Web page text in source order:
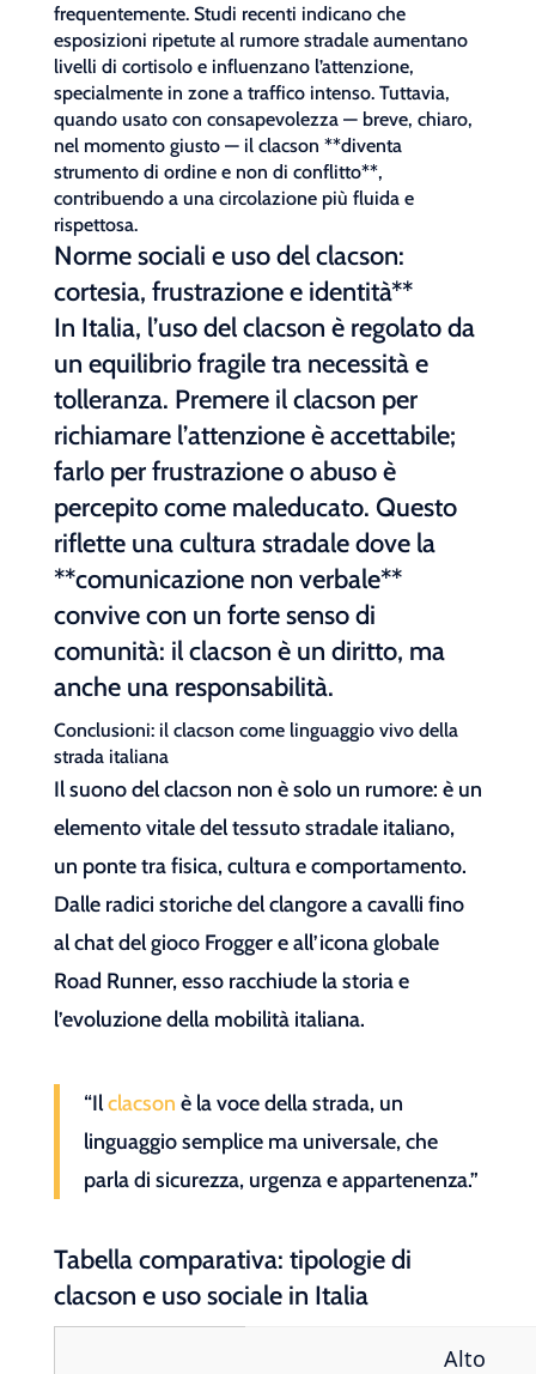
frequentemente. Studi recenti indicano che
esposizioni ripetute al rumore stradale aumentano
livelli di cortisolo e influenzano l’attenzione,
specialmente in zone a traffico intenso. Tuttavia,
quando usato con consapevolezza — breve, chiaro,
nel momento giusto — il clacson **diventa
strumento di ordine e non di conflitto**,
contribuendo a una circolazione più fluida e
rispettosa.
Norme sociali e uso del clacson:
cortesia, frustrazione e identità**
In Italia, l’uso del clacson è regolato da
un equilibrio fragile tra necessità e
tolleranza. Premere il clacson per
richiamare l’attenzione è accettabile;
farlo per frustrazione o abuso è
percepito come maleducato. Questo
riflette una cultura stradale dove la
**comunicazione non verbale**
convive con un forte senso di
comunità: il clacson è un diritto, ma
anche una responsabilità.
Conclusioni: il clacson come linguaggio vivo della
strada italiana
Il suono del clacson non è solo un rumore: è un
elemento vitale del tessuto stradale italiano,
un ponte tra fisica, cultura e comportamento.
Dalle radici storiche del clangore a cavalli fino
al chat del gioco Frogger e all’icona globale
Road Runner, esso racchiude la storia e
l’evoluzione della mobilità italiana.
“Ilclacson è la voce della strada, un
linguaggio semplice ma universale, che
parla di sicurezza, urgenza e appartenenza.”
Tabella comparativa: tipologie di
clacson e uso sociale in Italia
Alto